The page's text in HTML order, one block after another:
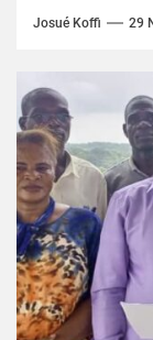
précoce en
Josué Koffi 29